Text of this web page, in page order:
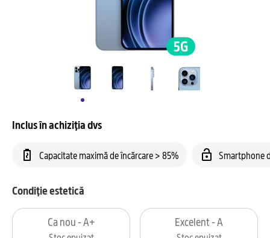
Inclus în achiziția dvs
Capacitate maximă de încărcare > 85% Smartphone
Condiție estetică
Ca nou - A+ Excelent - A